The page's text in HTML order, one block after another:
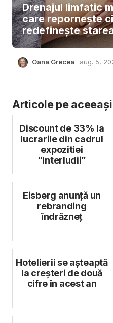
Drenajul limfatic
care repornește
redefinește
Oana Grecea aug. 5,
Articole pe
Discount de 33% la
lucrarile din cadrul
expozitiei
“Interludii”
Eisberg anunță un
rebranding
îndrăzneț
Hotelierii se așteaptă
la creșteri de două
cifre în acest an